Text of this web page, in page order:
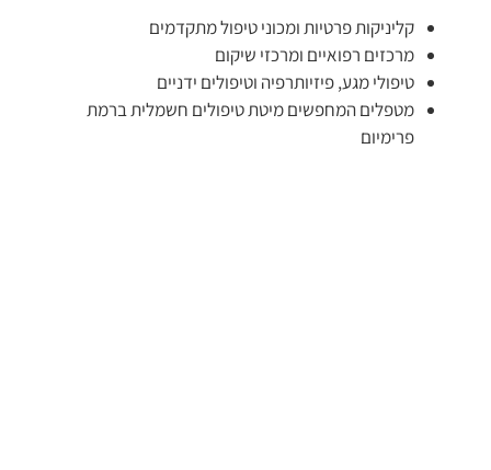
קליניקות פרטיות ומכוני טיפול מתקדמים
מרכזים רפואיים ומרכזי שיקום
טיפולי מגע, פיזיותרפיה וטיפולים ידניים
מטפלים המחפשים מיטת טיפולים חשמלית ברמת
פרימיום